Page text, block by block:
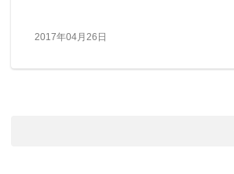
2017年04月26日